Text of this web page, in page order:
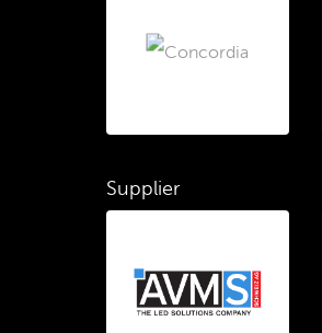
Supplier